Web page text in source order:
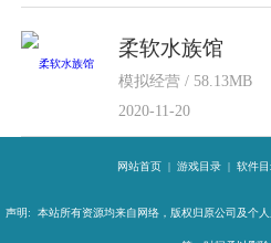
柔软水族馆
模拟经营 / 58.13MB
2020-11-20
网站首页 | 游戏目录 | 软件
声明: 本站所有资源均来自网络，版权归原公司及个